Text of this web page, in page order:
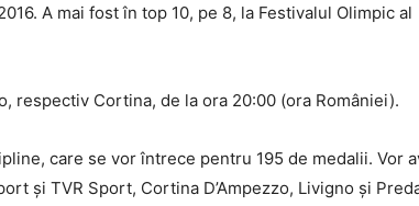
A mai fost în top 10, pe 8, la Festivalul Olimpic al
respectiv Cortina, de la ora 20:00 (ora României).
care se vor întrece pentru 195 de medalii. Vor
și TVR Sport, Cortina D’Ampezzo, Livigno și